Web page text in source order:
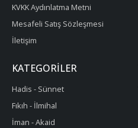
KVKK Aydınlatma Metni
Mesafeli Satış Sözleşmesi
İletişim
KATEGORILER
Hadis - Sünnet
Fıkıh - İlmihal
İman - Akaid